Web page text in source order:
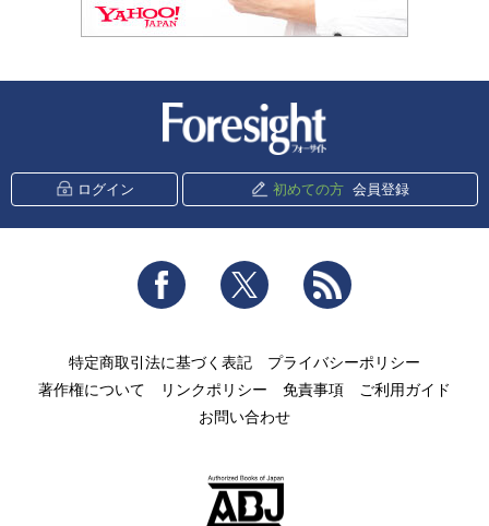
ログイン 初めての方 会員登録
Facebook Twitter
特定商取引法に基づく表記
プライバシーポリシー
著作権について
リンクポリシー 免責事項
ご利用ガイド
お問い合わせ